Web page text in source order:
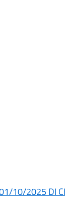
10/2025 DI